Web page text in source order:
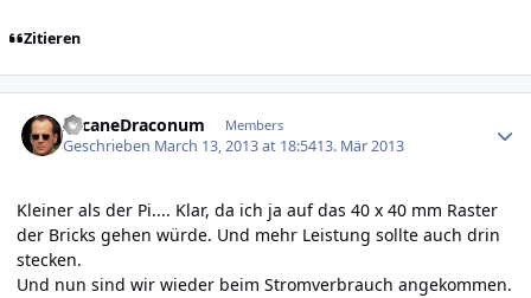
Zitieren
ArcaneDraconum Members
Geschrieben March 13, 2013 at 18:5413. Mär 2013
Kleiner als der Pi.... Klar, da ich ja auf das 40 x 40 mm Raster
der Bricks gehen würde. Und mehr Leistung sollte auch drin
stecken.
Und nun sind wir wieder beim Stromverbrauch angekommen.